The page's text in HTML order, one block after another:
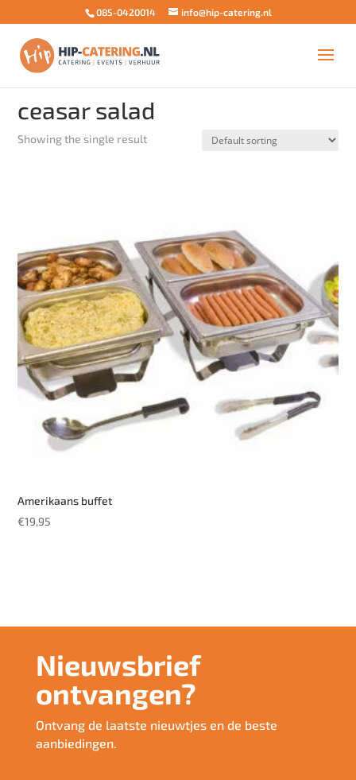
085-0420014 info@hip-catering.nl
ceasar salad
Showing the single result
Amerikaans buffet
€19,95
Nieuwsbrief
ontvangen?
Ontvang de laatste nieuwtjes en de beste
aanbiedingen.